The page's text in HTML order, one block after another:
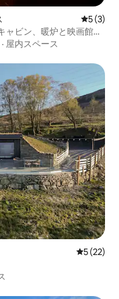
レビュー
5 (3)
ビン、暖炉と映画館付
· 屋内スペース
レビュー
5 (22)